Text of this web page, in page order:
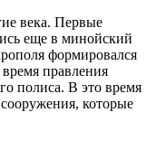
века. Первые
еще в минойский
формировался
правления
полиса. В это время
которые